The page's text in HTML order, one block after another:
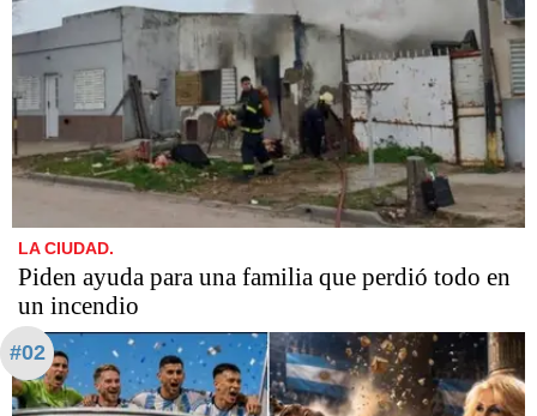
LA CIUDAD.
Piden ayuda para una familia que perdió todo en
un incendio
#02